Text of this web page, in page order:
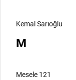
Kemal Sarıoğlu
M
Mesele 121